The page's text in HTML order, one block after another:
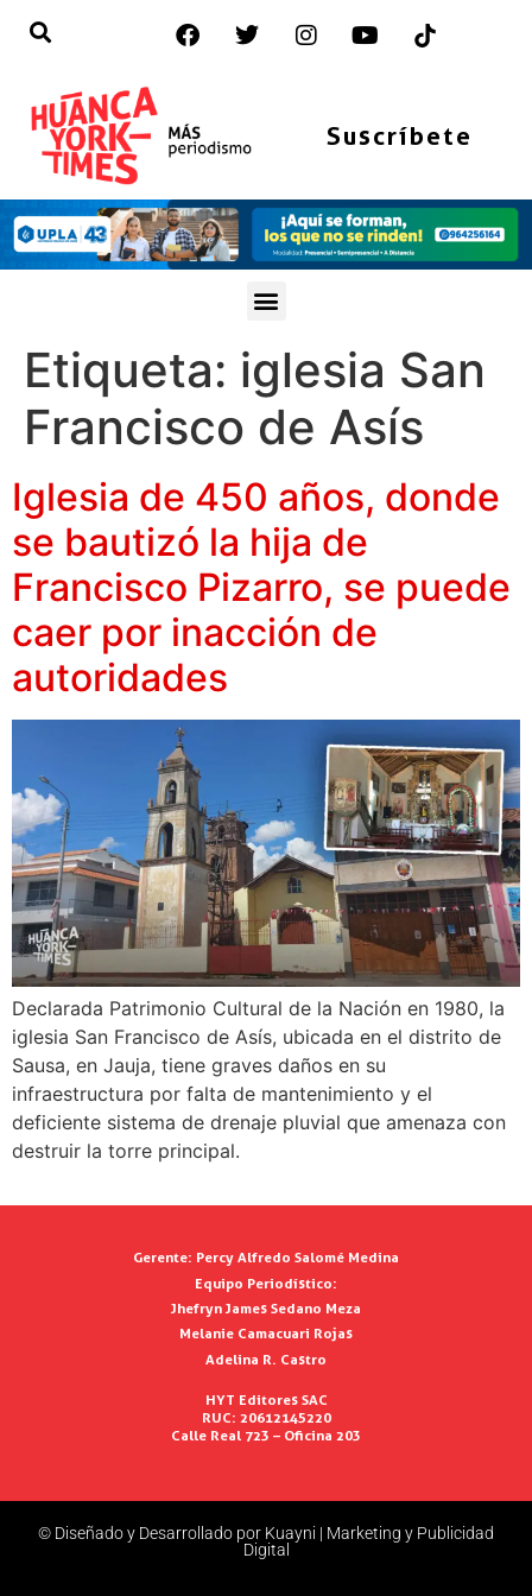
Suscríbete
Etiqueta: iglesia San
Francisco de Asís
Iglesia de 450 años, donde
se bautizó la hija de
Francisco Pizarro, se puede
caer por inacción de
autoridades
Declarada Patrimonio Cultural de la Nación en 1980, la
iglesia San Francisco de Asís, ubicada en el distrito de
Sausa, en Jauja, tiene graves daños en su
infraestructura por falta de mantenimiento y el
deficiente sistema de drenaje pluvial que amenaza con
destruir la torre principal.
Gerente: Percy Alfredo Salomé Medina
Equipo Periodístico:
Jhefryn James Sedano Meza
Melanie Camacuari Rojas
Adelina R. Castro
HYT Editores SAC
RUC: 20612145220
Calle Real 723 – Oficina 203
© Diseñado y Desarrollado por Kuayni | Marketing y Publicidad
Digital